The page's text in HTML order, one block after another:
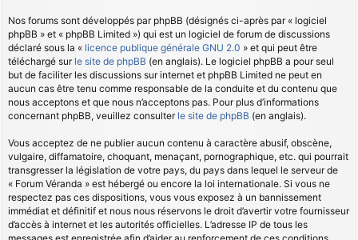
Nos forums sont développés par phpBB (désignés ci-après par « logiciel
phpBB » et « phpBB Limited ») qui est un logiciel de forum de discussions
déclaré sous la « licence publique générale GNU 2.0 » et qui peut être
téléchargé sur le site de phpBB (en anglais). Le logiciel phpBB a pour seul
but de faciliter les discussions sur internet et phpBB Limited ne peut en
aucun cas être tenu comme responsable de la conduite et du contenu que
nous acceptons et que nous n’acceptons pas. Pour plus d’informations
concernant phpBB, veuillez consulter le site de phpBB (en anglais).
Vous acceptez de ne publier aucun contenu à caractère abusif, obscène,
vulgaire, diffamatoire, choquant, menaçant, pornographique, etc. qui pourrait
transgresser la législation de votre pays, du pays dans lequel le serveur de
« Forum Véranda » est hébergé ou encore la loi internationale. Si vous ne
respectez pas ces dispositions, vous vous exposez à un bannissement
immédiat et définitif et nous nous réservons le droit d’avertir votre fournisseur
d’accès à internet et les autorités officielles. L’adresse IP de tous les
messages est enregistrée afin d’aider au renforcement de ces conditions.